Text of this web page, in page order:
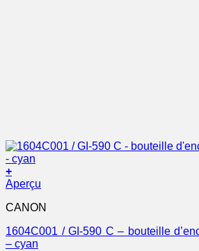
+
Aperçu
CANON
1604C001 / GI-590 C – bouteille
– cyan